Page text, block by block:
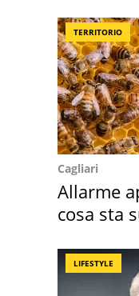
TERRITORIO
Cagliari
Allarme
cosa sta
LIFESTYLE